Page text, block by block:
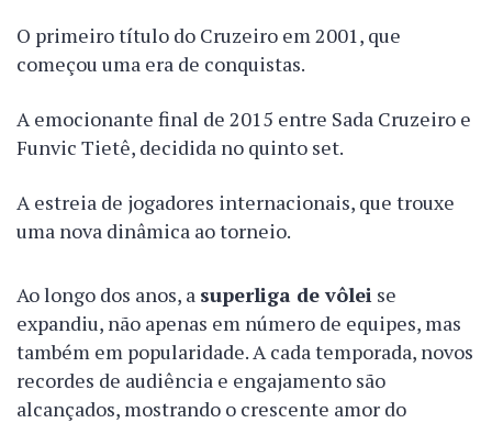
O primeiro título do Cruzeiro em 2001, que
começou uma era de conquistas.
A emocionante final de 2015 entre Sada Cruzeiro e
Funvic Tietê, decidida no quinto set.
A estreia de jogadores internacionais, que trouxe
uma nova dinâmica ao torneio.
Ao longo dos anos, a superliga de vôlei se
expandiu, não apenas em número de equipes, mas
também em popularidade. A cada temporada, novos
recordes de audiência e engajamento são
alcançados, mostrando o crescente amor do